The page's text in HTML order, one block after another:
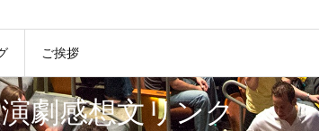
ご挨拶
演劇感想文リンク